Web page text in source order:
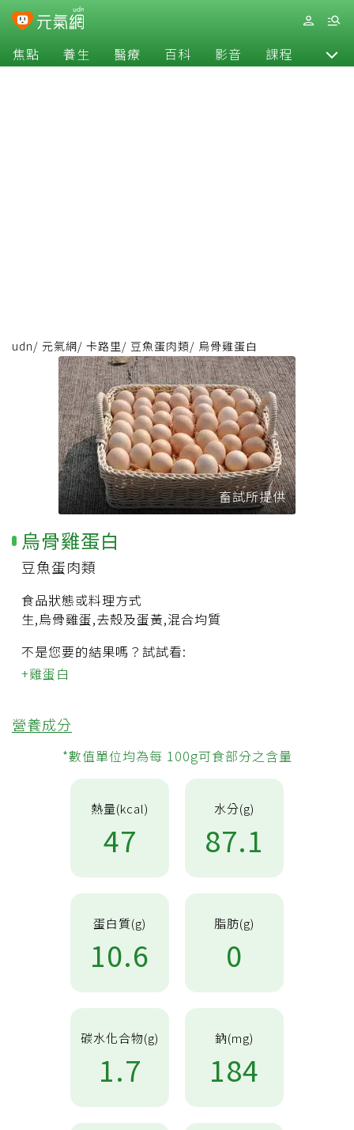
焦點 養生 醫療 百科 影音 課程 退休
udn/ 元氣網/ 卡路里/ 豆魚蛋肉類/ 烏骨雞蛋白
畜試所提供
烏骨雞蛋白
豆魚蛋肉類
食品狀態或料理方式
生,烏骨雞蛋,去殼及蛋黃,混合均質
不是您要的結果嗎？試試看:
雞蛋白
營養成分
*數值單位均為每 100g可食部分之含量
熱量(kcal)
47
水分(g)
87.1
蛋白質(g)
10.6
脂肪(g)
0
碳水化合物(g)
1.7
鈉(mg)
184